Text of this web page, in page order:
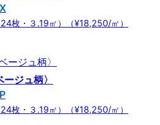
枚・３.19㎡）（¥18,250/㎡）
ージュ柄〉
枚・３.19㎡）（¥18,250/㎡）